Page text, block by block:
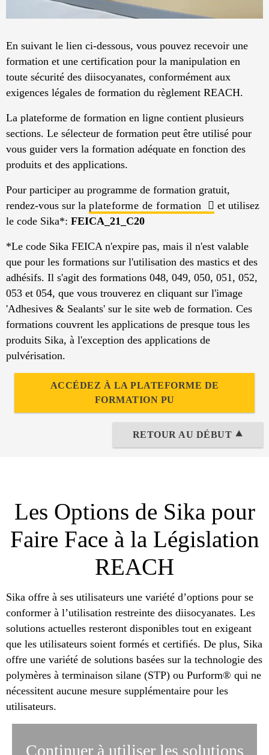
En suivant le lien ci-dessous, vous pouvez recevoir une
formation et une certification pour la manipulation en
toute sécurité des diisocyanates, conformément aux
exigences légales de formation du règlement REACH.
La plateforme de formation en ligne contient plusieurs
sections. Le sélecteur de formation peut être utilisé pour
vous guider vers la formation adéquate en fonction des
produits et des applications.
Pour participer au programme de formation gratuit,
rendez-vous sur la plateforme de formation
et utilisez
le code Sika*: FEICA_21_C20
*Le code Sika FEICA n'expire pas, mais il n'est valable
que pour les formations sur l'utilisation des mastics et des
adhésifs. Il s'agit des formations 048, 049, 050, 051, 052,
053 et 054, que vous trouverez en cliquant sur l'image
'Adhesives & Sealants' sur le site web de formation. Ces
formations couvrent les applications de presque tous les
produits Sika, à l'exception des applications de
pulvérisation.
ACCÉDEZ À LA PLATEFORME DE
FORMATION PU
RETOUR AU DÉBUT ⯅
Les Options de Sika pour
Faire Face à la Législation
REACH
Sika offre à ses utilisateurs une variété d’options pour se
conformer à l’utilisation restreinte des diisocyanates. Les
solutions actuelles resteront disponibles tout en exigeant
que les utilisateurs soient formés et certifiés. De plus, Sika
offre une variété de solutions basées sur la technologie des
polymères à terminaison silane (STP) ou Purform® qui ne
nécessitent aucune mesure supplémentaire pour les
utilisateurs.
Continuer à utiliser les solutions